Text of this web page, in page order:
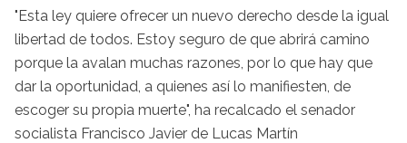
"Esta ley quiere ofrecer un nuevo derecho desde la igual
libertad de todos. Estoy seguro de que abrirá camino
porque la avalan muchas razones, por lo que hay que
dar la oportunidad, a quienes así lo manifiesten, de
escoger su propia muerte", ha recalcado el senador
socialista Francisco Javier de Lucas Martín